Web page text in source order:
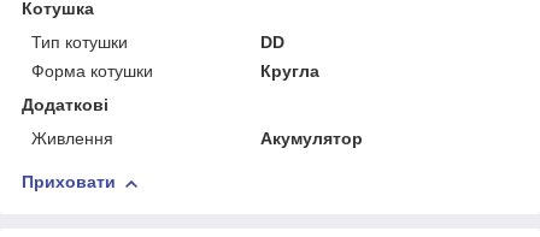
Котушка
Тип котушки
DD
Форма котушки
Кругла
Додаткові
Живлення
Акумулятор
Приховати